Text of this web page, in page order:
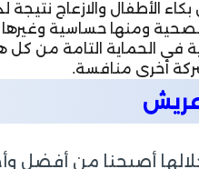
الأطفال والازعاج نتيجة
ومنها حساسية
في الحماية التامة من
أخرى منافسة.
عريش
أصبحنا من أفضل